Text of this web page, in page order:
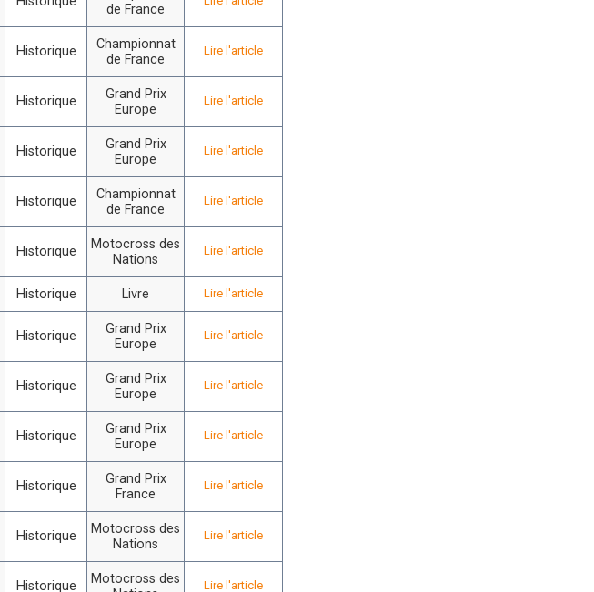
de France
Historique
Championnat
de France
Lire l'article
Historique
Grand Prix
Europe
Lire l'article
Historique
Grand Prix
Europe
Lire l'article
Historique
Championnat
de France
Lire l'article
Historique
Motocross des
Nations
Lire l'article
Historique Livre Lire l'article
Historique
Grand Prix
Europe
Lire l'article
Historique
Grand Prix
Europe
Lire l'article
Historique
Grand Prix
Europe
Lire l'article
Historique
Grand Prix
France
Lire l'article
Historique
Motocross des
Nations
Lire l'article
Historique
Motocross des
Lire l'article